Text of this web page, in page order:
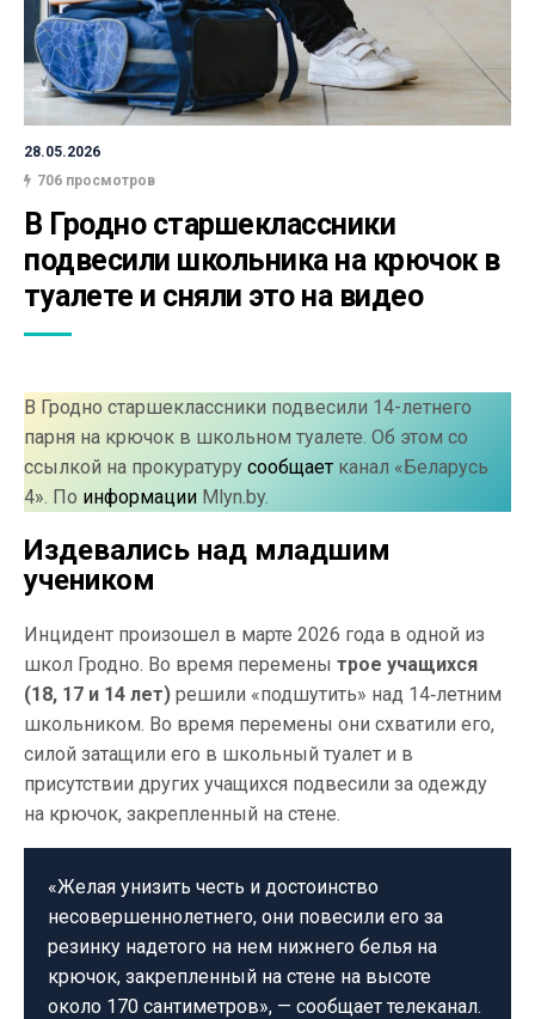
28.05.2026
706 просмотров
В Гродно старшеклассники
подвесили школьника на крючок в
туалете и сняли это на видео
В Гродно старшеклассники подвесили 14-летнего
парня на крючок в школьном туалете. Об этом со
ссылкой на прокуратуру сообщает канал «Беларусь
4». По информации Mlyn.by.
Издевались над младшим
учеником
Инцидент произошел в марте 2026 года в одной из
школ Гродно. Во время перемены трое учащихся
(18, 17 и 14 лет) решили «подшутить» над 14‑летним
школьником. Во время перемены они схватили его,
силой затащили его в школьный туалет и в
присутствии других учащихся подвесили за одежду
на крючок, закрепленный на стене.
«Желая унизить честь и достоинство
несовершеннолетнего, они повесили его за
резинку надетого на нем нижнего белья на
крючок, закрепленный на стене на высоте
около 170 сантиметров», — сообщает телеканал.